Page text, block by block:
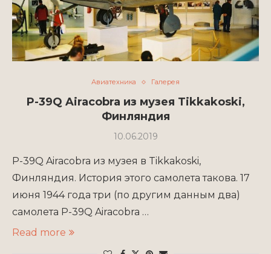
Авиатехника Галерея
P-39Q Airacobra из музея Tikkakoski,
Финляндия
10.06.2019
P-39Q Airacobra из музея в Tikkakoski,
Финляндия. История этого самолета такова. 17
июня 1944 года три (по другим данным два)
самолета P-39Q Airacobra …
Read more